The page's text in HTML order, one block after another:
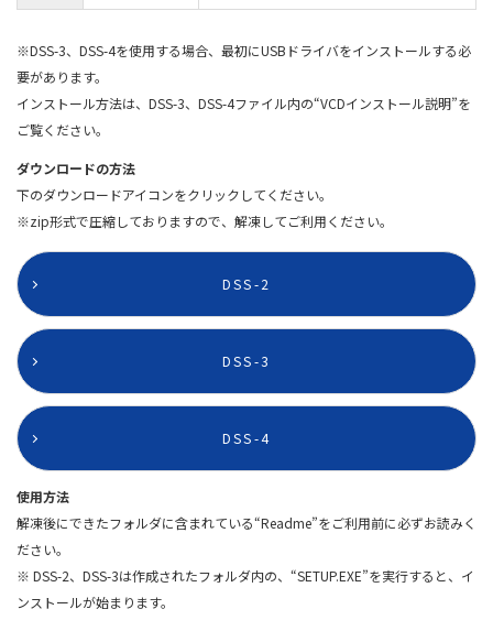
※DSS-3、DSS-4を使用する場合、最初にUSBドライバをインストールする必
要があります。
インストール方法は、DSS-3、DSS-4ファイル内の“VCDインストール説明”を
ご覧ください。
ダウンロードの方法
下のダウンロードアイコンをクリックしてください。
※zip形式で圧縮しておりますので、解凍してご利用ください。
DSS-2
DSS-3
DSS-4
使用方法
解凍後にできたフォルダに含まれている“Readme”をご利用前に必ずお読みく
ださい。
※ DSS-2、DSS-3は作成されたフォルダ内の、“SETUP.EXE”を実行すると、イ
ンストールが始まります。